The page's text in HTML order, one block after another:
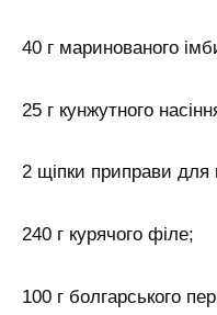
40 г маринованого
25 г кунжутного
2 щіпки приправи для
240 г курячого філе;
100 г болгарського